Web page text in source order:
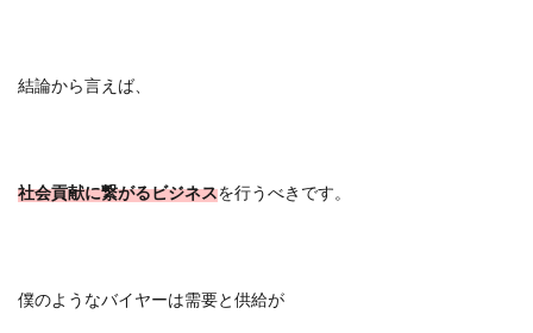
結論から言えば、
社会貢献に繋がるビジネスを行うべきです。
僕のようなバイヤーは需要と供給が